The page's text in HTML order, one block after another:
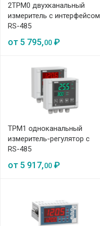
2ТРМ0 двухканальный
измеритель с интерфейсом
RS-485
от 5 795,00 ₽
ТРМ1 одноканальный
измеритель-регулятор с
RS-485
от 5 917,00 ₽